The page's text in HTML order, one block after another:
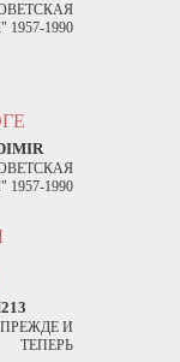
1990
1990
И
ТЕПЕРЬ